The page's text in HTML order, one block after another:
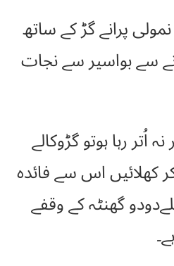
پرانے گڑ کے ساتھ
سے بواسیر سے نجات
اُتر رہا ہوتو گڑوکالے
کھلائیں اس سے فائدہ
گھنٹہ کے وقفے